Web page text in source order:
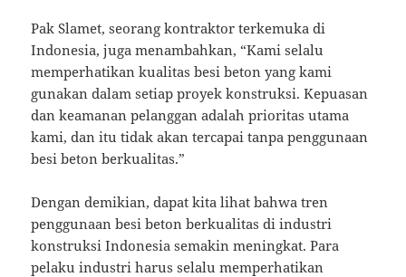
Pak Slamet, seorang kontraktor terkemuka di
Indonesia, juga menambahkan, “Kami selalu
memperhatikan kualitas besi beton yang kami
gunakan dalam setiap proyek konstruksi. Kepuasan
dan keamanan pelanggan adalah prioritas utama
kami, dan itu tidak akan tercapai tanpa penggunaan
besi beton berkualitas.”
Dengan demikian, dapat kita lihat bahwa tren
penggunaan besi beton berkualitas di industri
konstruksi Indonesia semakin meningkat. Para
pelaku industri harus selalu memperhatikan